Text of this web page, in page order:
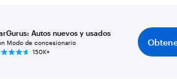
Autos nuevos y usados
Modo de concesionario
150K+